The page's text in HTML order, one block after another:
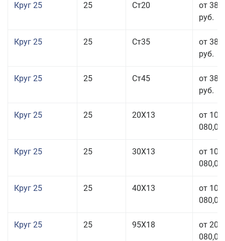
Круг 25 25 Ст20
от 38
руб.
Круг 25 25 Ст35
от 38
руб.
Круг 25 25 Ст45
от 38
руб.
Круг 25 25 20Х13
от 103
080,00
Круг 25 25 30Х13
от 103
080,00
Круг 25 25 40Х13
от 103
080,00
Круг 25 25 95Х18
от 208
080,00